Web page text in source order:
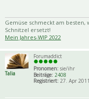
Gemüse schmeckt am
Schnitzel ersetzt!
Mein Jahres-WIP 2022
Talia
Forumaddict
Pronomen: sie/ihr
Beiträge: 2408
Registriert: 27. Apr